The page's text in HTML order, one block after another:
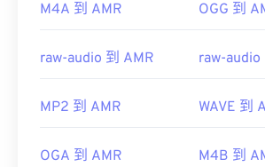
M4A 到 AMR OGG 到
raw-audio 到 AMR raw-audio
MP2 到 AMR WAVE 到
OGA 到 AMR M4B 到